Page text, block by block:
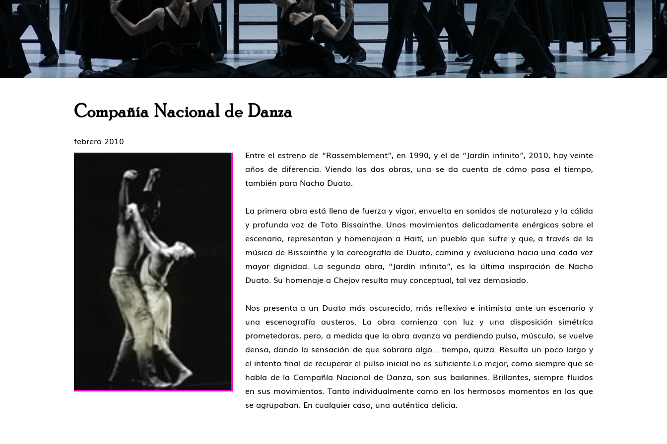
Compañía Nacional de Danza
febrero 2010
Entre el estreno de “Rassemblement”, en 1990, y el de “Jardín infinito”, 2010, hay veinte
años de diferencia. Viendo las dos obras, una se da cuenta de cómo pasa el tiempo,
también para Nacho Duato.
La primera obra está llena de fuerza y vigor, envuelta en sonidos de naturaleza y la cálida
y profunda voz de Toto Bissainthe. Unos movimientos delicadamente enérgicos sobre el
escenario, representan y homenajean a Haití, un pueblo que sufre y que, a través de la
música de Bissainthe y la coreografía de Duato, camina y evoluciona hacia una cada vez
mayor dignidad. La segunda obra, “Jardín infinito”, es la última inspiración de Nacho
Duato. Su homenaje a Chejov resulta muy conceptual, tal vez demasiado.
Nos presenta a un Duato más oscurecido, más reflexivo e intimista ante un escenario y
una escenografía austeros. La obra comienza con luz y una disposición simétríca
prometedoras, pero, a medida que la obra avanza va perdiendo pulso, músculo, se vuelve
densa, dando la sensación de que sobrara algo… tiempo, quiza. Resulta un poco largo y
el intento final de recuperar el pulso inicial no es suficiente.Lo mejor, como siempre que se
habla de la Compañía Nacional de Danza, son sus bailarines. Brillantes, siempre fluidos
en sus movimientos. Tanto individualmente como en los hermosos momentos en los que
se agrupaban. En cualquier caso, una auténtica delicia.